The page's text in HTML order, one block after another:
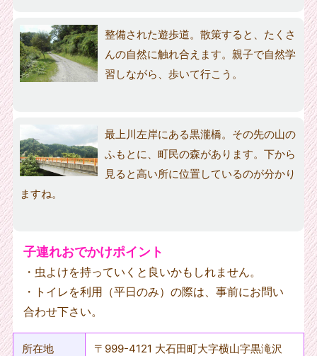
整備された遊歩道。散策すると、たくさ
んの自然に触れ合えます。親子で自然学
習しながら、歩いて行こう。
最上川左岸にある黒瀧橋。その先の山の
ふもとに、町民の森があります。下から
見ると高い所に位置しているのが分かり
ますね。
子連れおでかけポイント
・虫よけを持っていくと良いかもしれません。
・トイレを利用（平日のみ）の際は、事前にお問い
合わせ下さい。
所在地 〒999-4121 大石田町大字横山字黒滝沢